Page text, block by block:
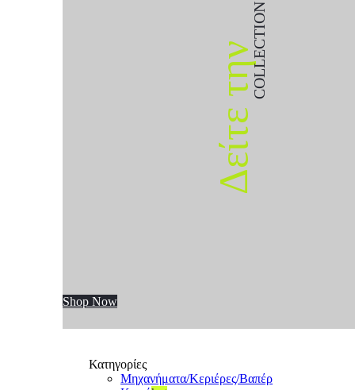
Δείτε τηνCOLLECTION
Shop Now
Κατηγορίες
Μηχανήματα/Κεριέρες/Βαπέρ